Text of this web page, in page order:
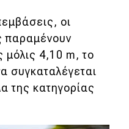
οι
παραμένουν
4,10 m, το
συγκαταλέγεται
της κατηγορίας